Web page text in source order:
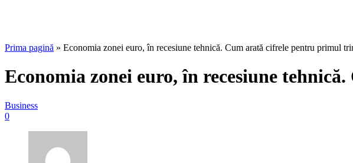
Prima pagină » Economia zonei euro, în recesiune tehnică. Cum arată cifrele pentru primul
Economia zonei euro, în recesiune
Business
0